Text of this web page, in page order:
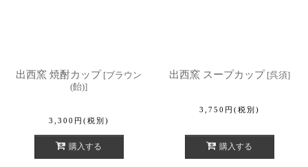
出西窯 焼酎カップ [ブラウン
(飴)]
3,300 円 (税別)
購入する
出西窯 スープカップ [呉須]
3,750 円 (税別)
購入する